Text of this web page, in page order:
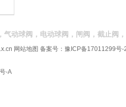
气动球阀，电动球阀，闸阀，截止阀
网站地图 备案号： 豫ICP备17011299号-
-A